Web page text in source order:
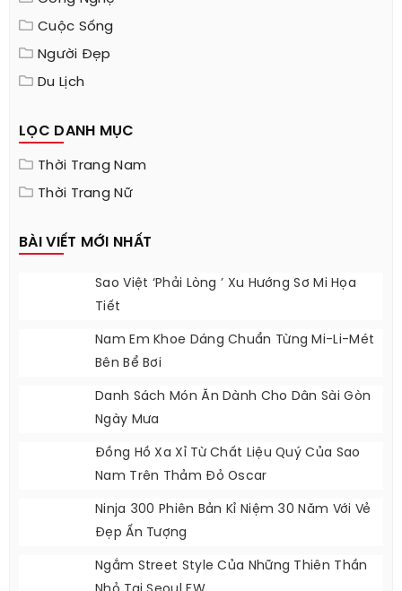
Ẩm Thực
Sức Khỏe
Xe Đẹp
Công Nghệ
Người Đẹp
Thời Trang Nam
Thời Trang Nữ
BÀI VIẾT MỚI NHẤT
Tiết
Bên Bể Bơi
Ngày Mưa
Nam Trên Thảm Đỏ Oscar